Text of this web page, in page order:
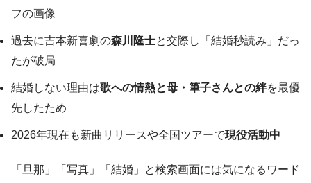
フの画像
過去に吉本新喜劇の森川隆士と交際し「結婚秒読み」だっ
たが破局
結婚しない理由は歌への情熱と母・筆子さんとの絆を最優
先したため
2026年現在も新曲リリースや全国ツアーで現役活動中
「旦那」「写真」「結婚」と検索画面には気になるワード